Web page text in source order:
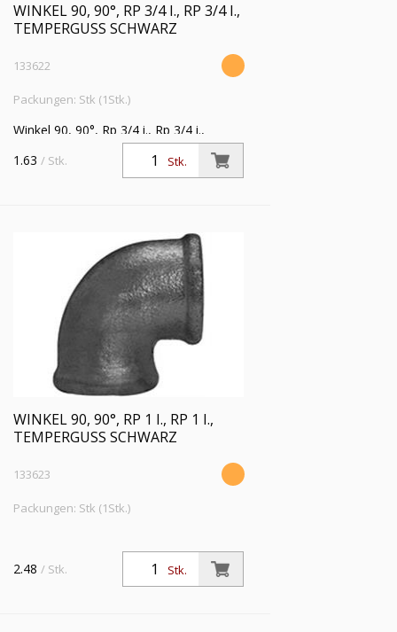
WINKEL 90, 90°, RP 3/4 I., RP 3/4 I.,
TEMPERGUSS SCHWARZ
133622
Packungen: Stk (1Stk.)
Winkel 90, 90°, Rp 3/4 i., Rp 3/4 i.,
Temperguss schwarz,
Betriebstemperatur -20 °C bis 300 °C,
Stk.
1.63 / Stk.
WINKEL 90, 90°, RP 1 I., RP 1 I.,
TEMPERGUSS SCHWARZ
133623
Packungen: Stk (1Stk.)
Stk.
2.48 / Stk.